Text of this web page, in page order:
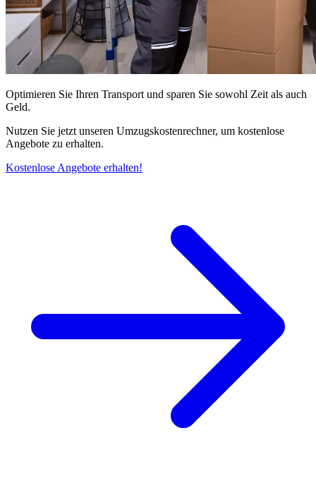
Optimieren Sie Ihren Transport und sparen Sie sowohl Zeit als auch
Geld.
Nutzen Sie jetzt unseren Umzugskostenrechner, um kostenlose
Angebote zu erhalten.
Kostenlose Angebote erhalten!